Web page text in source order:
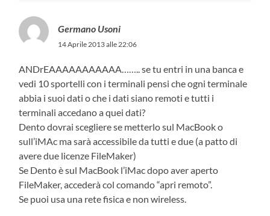
Germano Usoni
14 Aprile 2013 alle 22:06
ANDrEAAAAAAAAAAA…….. se tu entri in una banca e
vedi 10 sportelli con i terminali pensi che ogni terminale
abbia i suoi dati o che i dati siano remoti e tutti i
terminali accedano a quei dati?
Dento dovrai scegliere se metterlo sul MacBook o
sull’iMAc ma sarà accessibile da tutti e due (a patto di
avere due licenze FileMaker)
Se Dento è sul MacBook l’iMac dopo aver aperto
FileMaker, accederà col comando “apri remoto”.
Se puoi usa una rete fisica e non wireless.